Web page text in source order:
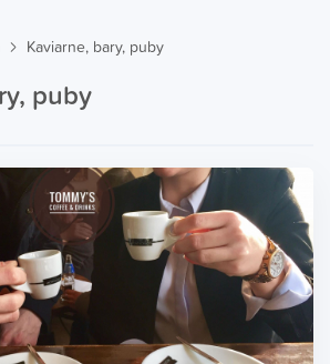
Kaviarne, bary, puby
puby